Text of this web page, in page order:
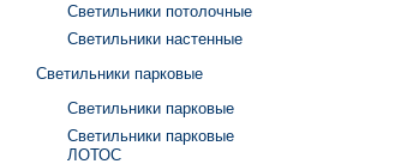
Светильники потолочные
Светильники настенные
Светильники парковые
Светильники парковые
Светильники парковые
ЛОТОС